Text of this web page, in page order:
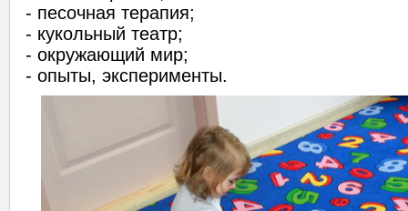
- песочная терапия;
- кукольный театр;
- окружающий мир;
- опыты, эксперименты.